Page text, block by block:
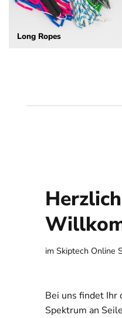
Long Ropes
Herzlich
im Skiptech Online
Bei uns findet Ihr
Spektrum an